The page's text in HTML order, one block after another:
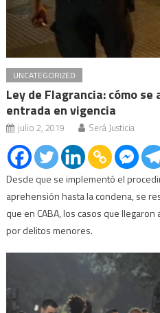
UNCATEGORIZED
Ley de Flagrancia: cómo
entrada en vigencia
julio 2, 2019 Será Justicia
Desde que se implementó el
aprehensión hasta la condena, se
que en CABA, los casos que
por delitos menores.